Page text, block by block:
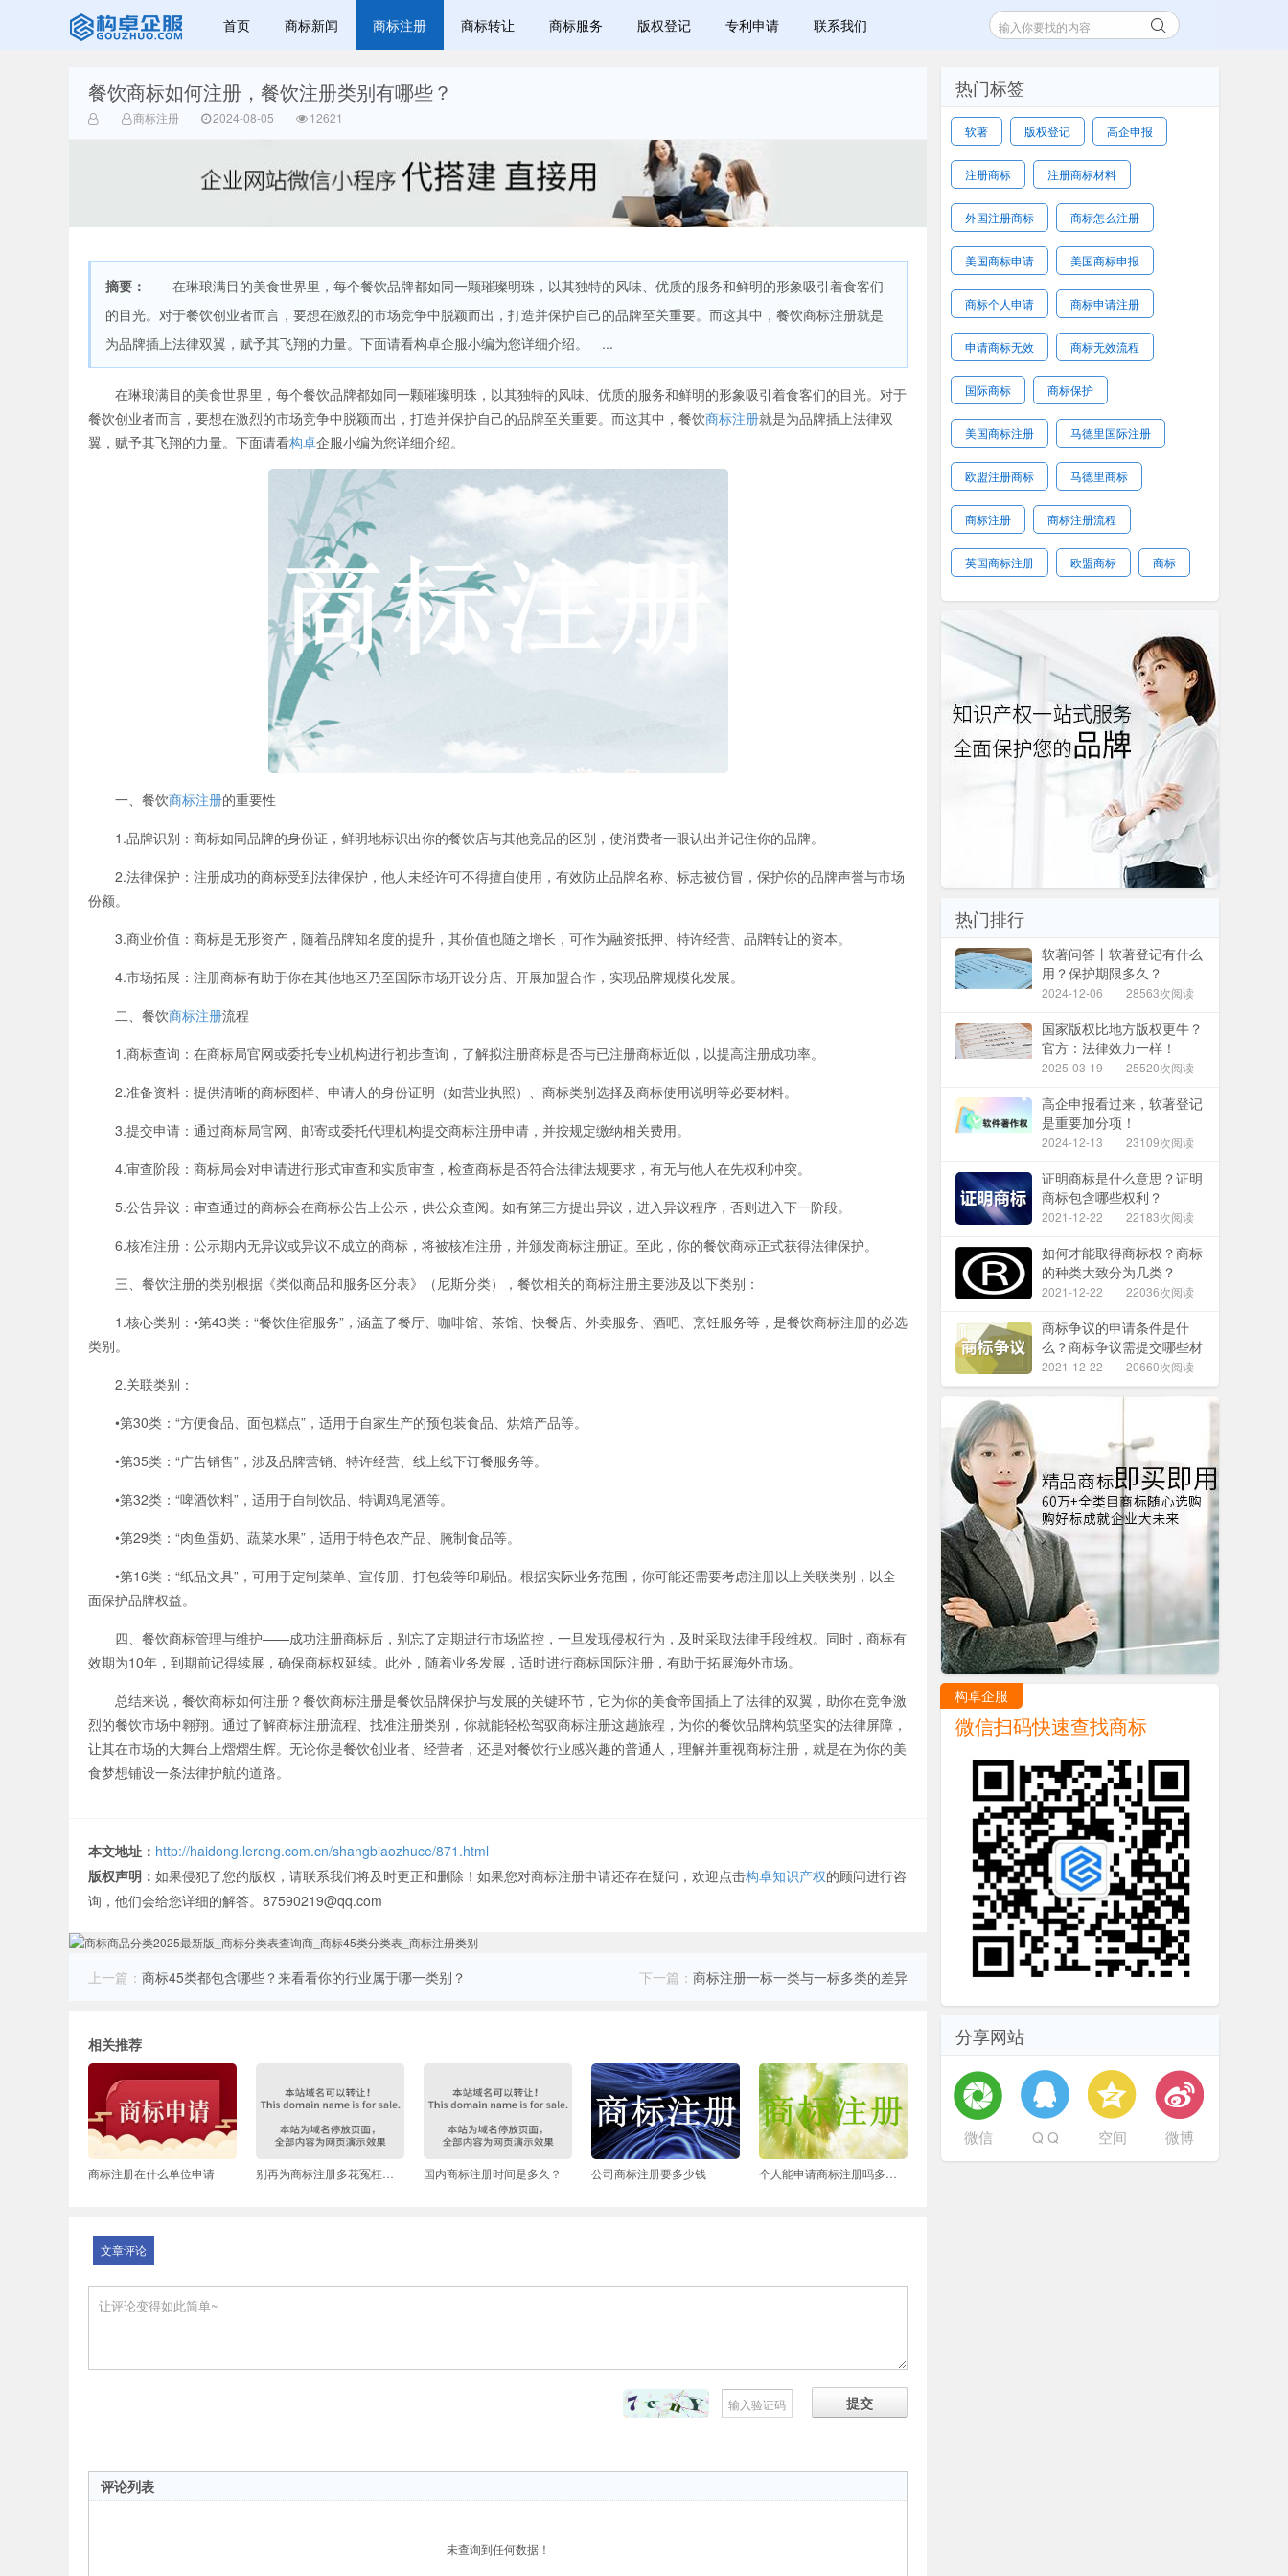
赣州乐融知识
产权有限公司
首页 商标新闻 商标注册 商标转让 商标服务 版权登记 专利申请 联系我们
餐饮商标如何注册，餐饮注册类别有哪些？
商标注册 2024-08-05 12621
摘要：
在琳琅满目的美食世界里，每个餐饮品牌都如同一颗璀璨明珠，以其独特的风味、优质的服务和鲜明的形象吸引着食客们
的目光。对于餐饮创业者而言，要想在激烈的市场竞争中脱颖而出，打造并保护自己的品牌至关重要。而这其中，餐饮商标注册就是
为品牌插上法律双翼，赋予其飞翔的力量。下面请看构卓企服小编为您详细介绍。 ...
在琳琅满目的美食世界里，每个餐饮品牌都如同一颗璀璨明珠，以其独特的风味、优质的服务和鲜明的形象吸引着食客们的目光。对于
餐饮创业者而言，要想在激烈的市场竞争中脱颖而出，打造并保护自己的品牌至关重要。而这其中，餐饮商标注册就是为品牌插上法律双
翼，赋予其飞翔的力量。下面请看构卓企服小编为您详细介绍。
一、餐饮商标注册的重要性
1.品牌识别：商标如同品牌的身份证，鲜明地标识出你的餐饮店与其他竞品的区别，使消费者一眼认出并记住你的品牌。
2.法律保护：注册成功的商标受到法律保护，他人未经许可不得擅自使用，有效防止品牌名称、标志被仿冒，保护你的品牌声誉与市场
份额。
3.商业价值：商标是无形资产，随着品牌知名度的提升，其价值也随之增长，可作为融资抵押、特许经营、品牌转让的资本。
4.市场拓展：注册商标有助于你在其他地区乃至国际市场开设分店、开展加盟合作，实现品牌规模化发展。
二、餐饮商标注册流程
1.商标查询：在商标局官网或委托专业机构进行初步查询，了解拟注册商标是否与已注册商标近似，以提高注册成功率。
2.准备资料：提供清晰的商标图样、申请人的身份证明（如营业执照）、商标类别选择及商标使用说明等必要材料。
3.提交申请：通过商标局官网、邮寄或委托代理机构提交商标注册申请，并按规定缴纳相关费用。
4.审查阶段：商标局会对申请进行形式审查和实质审查，检查商标是否符合法律法规要求，有无与他人在先权利冲突。
5.公告异议：审查通过的商标会在商标公告上公示，供公众查阅。如有第三方提出异议，进入异议程序，否则进入下一阶段。
6.核准注册：公示期内无异议或异议不成立的商标，将被核准注册，并颁发商标注册证。至此，你的餐饮商标正式获得法律保护。
三、餐饮注册的类别根据《类似商品和服务区分表》（尼斯分类），餐饮相关的商标注册主要涉及以下类别：
1.核心类别：•第43类：“餐饮住宿服务”，涵盖了餐厅、咖啡馆、茶馆、快餐店、外卖服务、酒吧、烹饪服务等，是餐饮商标注册的必选
类别。
2.关联类别：
•第30类：“方便食品、面包糕点”，适用于自家生产的预包装食品、烘焙产品等。
•第35类：“广告销售”，涉及品牌营销、特许经营、线上线下订餐服务等。
•第32类：“啤酒饮料”，适用于自制饮品、特调鸡尾酒等。
•第29类：“肉鱼蛋奶、蔬菜水果”，适用于特色农产品、腌制食品等。
•第16类：“纸品文具”，可用于定制菜单、宣传册、打包袋等印刷品。根据实际业务范围，你可能还需要考虑注册以上关联类别，以全
面保护品牌权益。
四、餐饮商标管理与维护——成功注册商标后，别忘了定期进行市场监控，一旦发现侵权行为，及时采取法律手段维权。同时，商标有
效期为10年，到期前记得续展，确保商标权延续。此外，随着业务发展，适时进行商标国际注册，有助于拓展海外市场。
总结来说，餐饮商标如何注册？餐饮商标注册是餐饮品牌保护与发展的关键环节，它为你的美食帝国插上了法律的双翼，助你在竞争激
烈的餐饮市场中翱翔。通过了解商标注册流程、找准注册类别，你就能轻松驾驭商标注册这趟旅程，为你的餐饮品牌构筑坚实的法律屏障，
让其在市场的大舞台上熠熠生辉。无论你是餐饮创业者、经营者，还是对餐饮行业感兴趣的普通人，理解并重视商标注册，就是在为你的美
食梦想铺设一条法律护航的道路。
本文地址： http://haidong.lerong.com.cn/shangbiaozhuce/871.html
版权声明： 如果侵犯了您的版权，请联系我们将及时更正和删除！如果您对商标注册申请还存在疑问，欢迎点击构卓知识产权的顾问进行咨
询，他们会给您详细的解答。87590219@qq.com
上一篇： 商标45类都包含哪些？来看看你的行业属于哪一类别？ 下一篇： 商标注册一标一类与一标多类的差异
相关推荐
商标注册在什么单位申请 别再为商标注册多花冤枉钱啦 国内商标注册时间是多久？ 公司商标注册要多少钱 个人能申请商标注册吗多少钱
文章评论
提交
评论列表
未查询到任何数据！
热门标签
软著 版权登记 高企申报
注册商标 注册商标材料
外国注册商标 商标怎么注册
美国商标申请 美国商标申报
商标个人申请 商标申请注册
申请商标无效 商标无效流程
国际商标 商标保护
美国商标注册 马德里国际注册
欧盟注册商标 马德里商标
商标注册 商标注册流程
英国商标注册 欧盟商标 商标
热门排行
软著问答丨软著登记有什么
用？保护期限多久？
2024-12-06 28563次阅读
国家版权比地方版权更牛？
官方：法律效力一样！
2025-03-19 25520次阅读
高企申报看过来，软著登记
是重要加分项！
2024-12-13 23109次阅读
证明商标是什么意思？证明
商标包含哪些权利？
2021-12-22 22183次阅读
如何才能取得商标权？商标
的种类大致分为几类？
2021-12-22 22036次阅读
商标争议的申请条件是什
么？商标争议需提交哪些材
料？
2021-12-22 20660次阅读
构卓企服
微信扫码快速查找商标
分享网站
微信 Q Q 空间 微博